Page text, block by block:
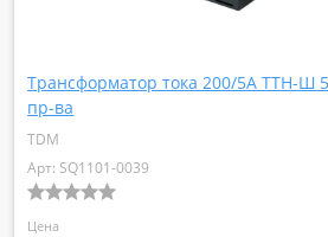
Трансформатор тока 200/5А ТТН-Ш
пр-ва
TDM
Арт: SQ1101-0039
Цена